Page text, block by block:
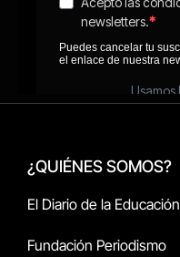
¿QUIÉNES SOMOS?
El Diario de la Educación
Fundación Periodismo